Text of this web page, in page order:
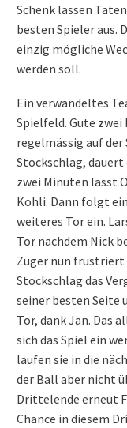
Schenk lassen
besten Spieler aus.
einzig mögliche
werden soll.
Ein verwandeltes
Spielfeld. Gute
regelmässig auf
Stockschlag, dauert
zwei Minuten lässt
Kohli. Dann folgt
weiteres Tor ein.
Tor nachdem Nick
Zuger nun frustriert
Stockschlag das
seiner besten Seite
Tor, dank Jan. Das
sich das Spiel ein
laufen sie in die
der Ball aber nicht
Drittelende erneut
Chance in diesem